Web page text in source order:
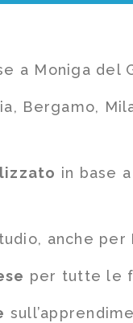
a Moniga del
Bergamo,
in base
anche per
per tutte le